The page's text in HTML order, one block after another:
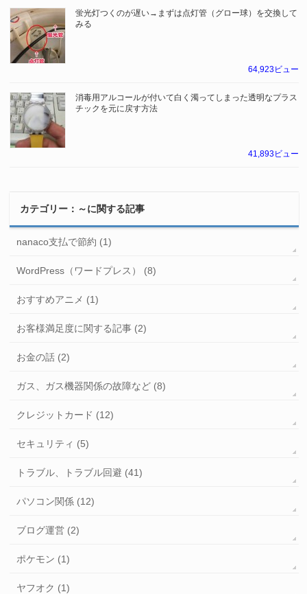
蛍光灯つくのが遅い→まずは点灯管（グロー球）を交換して
みる
64,923ビュー
消毒用アルコールが付いて白く濁ってしまった透明なプラス
チックを元に戻す方法
41,893ビュー
カテゴリー：～に関する記事
nanaco支払で節約 (1)
WordPress（ワードプレス） (8)
おすすめアニメ (1)
お客様満足度に関する記事 (2)
お金の話 (2)
ガス、ガス機器関係の故障など (8)
クレジットカード (12)
セキュリティ (5)
トラブル、トラブル回避 (41)
パソコン関係 (12)
ブログ運営 (2)
ポケモン (1)
ヤフオク (1)